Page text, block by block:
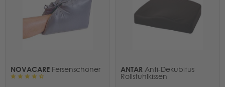
NOVACARE Fersenschoner ANTAR Anti-Dekubitus
Rollstuhlkissen